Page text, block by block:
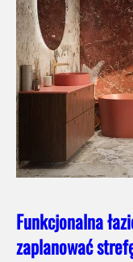
Funkcjonalna
zaplanować